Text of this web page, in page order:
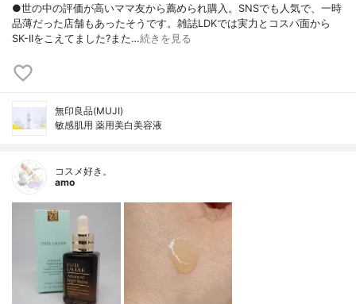
●世の中の評価が高いママ友から薦められ購入。SNSでも人気で、一時
品薄だった店舗もあったそうです。雑誌LDKでは実力とコスパ面から
SK-IIをこえてました?また…続きを見る
無印良品(MUJI)
敏感肌用 薬用美白美容液
コスメ好き。
amo